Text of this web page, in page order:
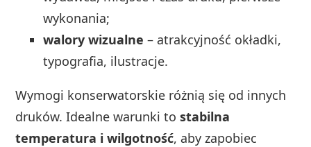
wykonania;
walory wizualne – atrakcyjność okładki,
typografia, ilustracje.
Wymogi konserwatorskie różnią się od innych
druków. Idealne warunki tostabilna
temperatura i wilgotność, aby zapobiec